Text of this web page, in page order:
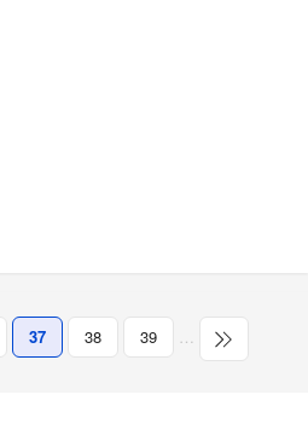
37 38 39 …